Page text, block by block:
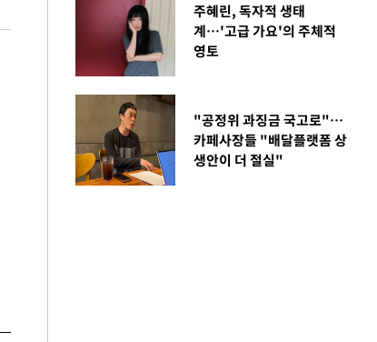
주혜린, 독자적 생태
계…'고급 가요'의 주체적
영토
"공정위 과징금 국고로"…
카페사장들 "배달플랫폼 상
생안이 더 절실"